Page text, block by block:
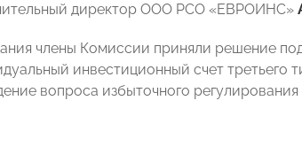
директор ООО РСО «ЕВРОИНС»
члены Комиссии приняли решение
инвестиционный счет третьего
вопроса избыточного регулирования